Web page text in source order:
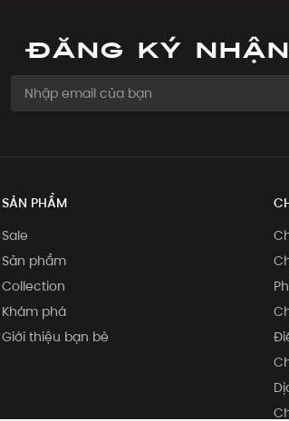
Đăng ký
SẢN PHẨM
Sale
Sản phẩm
Collection
Khám phá
Giới thiệu bạn bè